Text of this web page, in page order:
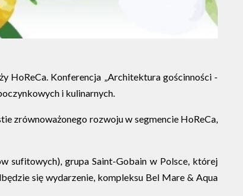
HoReCa. Konferencja „Architektura gościnności -
i kulinarnych.
zrównoważonego rozwoju w segmencie HoReCa,
sufitowych), grupa Saint-Gobain w Polsce, której
się wydarzenie, kompleksu Bel Mare & Aqua